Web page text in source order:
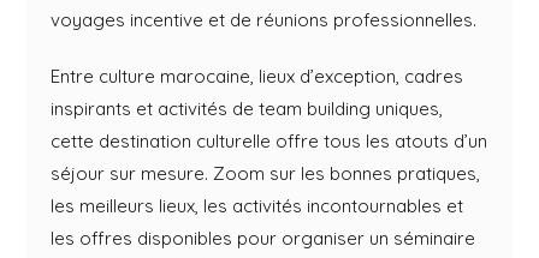
voyages incentive et de réunions professionnelles.
Entre culture marocaine, lieux d’exception, cadres
inspirants et activités de team building uniques,
cette destination culturelle offre tous les atouts d’un
séjour sur mesure. Zoom sur les bonnes pratiques,
les meilleurs lieux, les activités incontournables et
les offres disponibles pour organiser un séminaire